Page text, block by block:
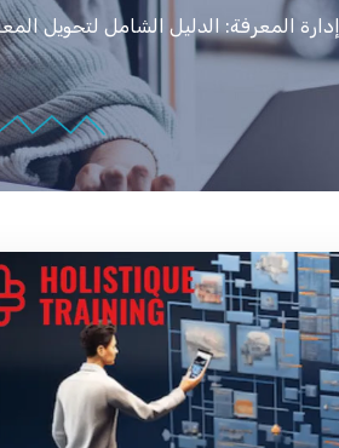
إدارة المعرفة: الدليل الشامل لتحويل